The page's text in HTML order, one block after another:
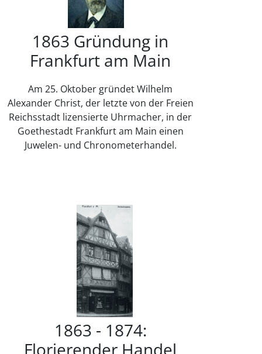
1863 Gründung in
Frankfurt am Main
Am 25. Oktober gründet Wilhelm
Alexander Christ, der letzte von der Freien
Reichsstadt lizensierte Uhrmacher, in der
Goethestadt Frankfurt am Main einen
Juwelen- und Chronometerhandel.
1863 - 1874: